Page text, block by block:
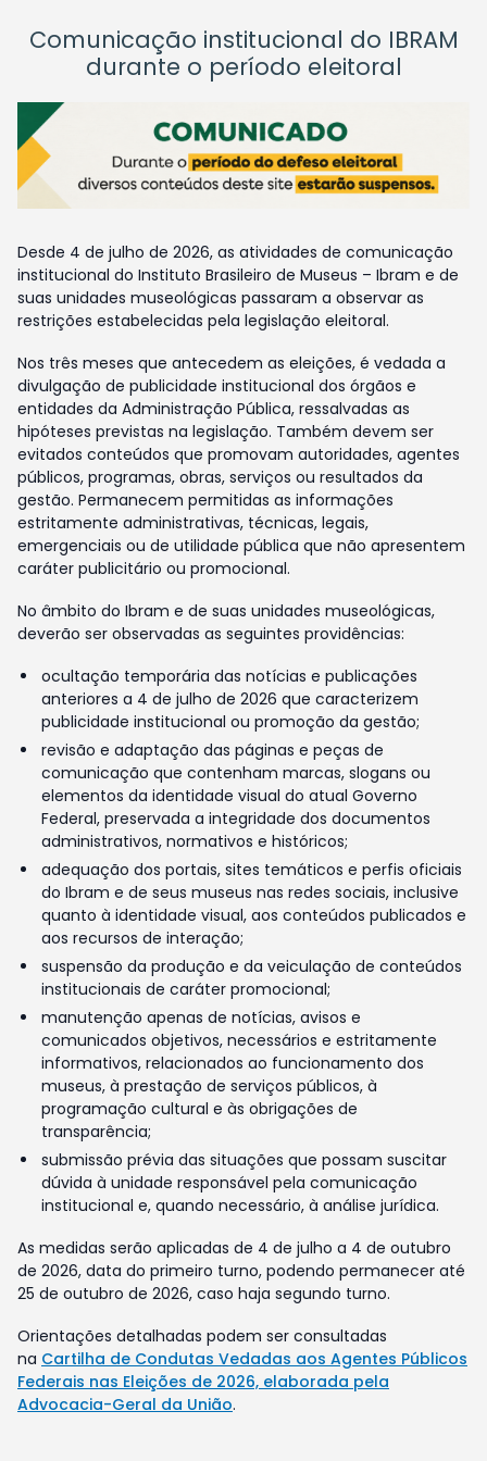
Comunicação institucional do IBRAM
durante o período eleitoral
Desde 4 de julho de 2026, as atividades de comunicação
institucional do Instituto Brasileiro de Museus – Ibram e de
suas unidades museológicas passaram a observar as
restrições estabelecidas pela legislação eleitoral.
Nos três meses que antecedem as eleições, é vedada a
divulgação de publicidade institucional dos órgãos e
entidades da Administração Pública, ressalvadas as
hipóteses previstas na legislação. Também devem ser
evitados conteúdos que promovam autoridades, agentes
públicos, programas, obras, serviços ou resultados da
gestão. Permanecem permitidas as informações
estritamente administrativas, técnicas, legais,
emergenciais ou de utilidade pública que não apresentem
caráter publicitário ou promocional.
No âmbito do Ibram e de suas unidades museológicas,
deverão ser observadas as seguintes providências:
ocultação temporária das notícias e publicações
anteriores a 4 de julho de 2026 que caracterizem
publicidade institucional ou promoção da gestão;
revisão e adaptação das páginas e peças de
comunicação que contenham marcas, slogans ou
elementos da identidade visual do atual Governo
Federal, preservada a integridade dos documentos
administrativos, normativos e históricos;
adequação dos portais, sites temáticos e perfis oficiais
do Ibram e de seus museus nas redes sociais, inclusive
quanto à identidade visual, aos conteúdos publicados e
aos recursos de interação;
suspensão da produção e da veiculação de conteúdos
institucionais de caráter promocional;
manutenção apenas de notícias, avisos e
comunicados objetivos, necessários e estritamente
informativos, relacionados ao funcionamento dos
museus, à prestação de serviços públicos, à
programação cultural e às obrigações de
transparência;
submissão prévia das situações que possam suscitar
dúvida à unidade responsável pela comunicação
institucional e, quando necessário, à análise jurídica.
As medidas serão aplicadas de 4 de julho a 4 de outubro
de 2026, data do primeiro turno, podendo permanecer até
25 de outubro de 2026, caso haja segundo turno.
Orientações detalhadas podem ser consultadas
na Cartilha de Condutas Vedadas aos Agentes Públicos
Federais nas Eleições de 2026, elaborada pela
Advocacia-Geral da União.